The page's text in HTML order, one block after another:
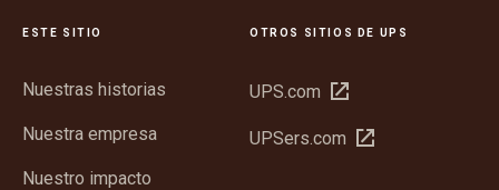
ESTE SITIO
Nuestras historias
Nuestra empresa
Nuestro impacto
OTROS SITIOS DE UPS
UPS.com Abrir
una
UPSers.com Abrir